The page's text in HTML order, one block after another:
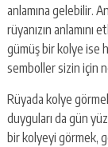
anlamına gelebilir.
rüyanızın
gümüş bir kolye ise
semboller sizin için
Rüyada kolye
duyguları da gün
bir kolyeyi görmek,